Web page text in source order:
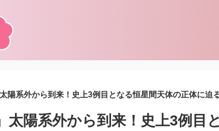
陽系外から到来！史上3例目となる恒星間天体の正体に迫
太陽系外から到来！史上3例目